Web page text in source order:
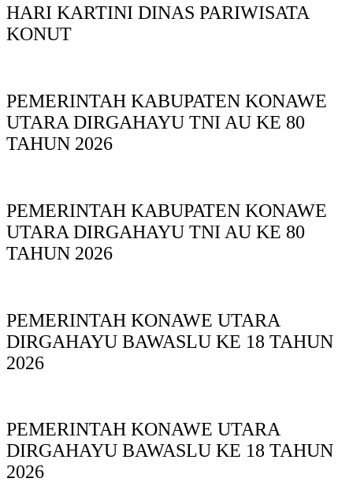
HARI KARTINI DINAS PARIWISATA
KONUT
PEMERINTAH KABUPATEN KONAWE
UTARA DIRGAHAYU TNI AU KE 80
TAHUN 2026
PEMERINTAH KABUPATEN KONAWE
UTARA DIRGAHAYU TNI AU KE 80
TAHUN 2026
PEMERINTAH KONAWE UTARA
DIRGAHAYU BAWASLU KE 18 TAHUN
2026
PEMERINTAH KONAWE UTARA
DIRGAHAYU BAWASLU KE 18 TAHUN
2026